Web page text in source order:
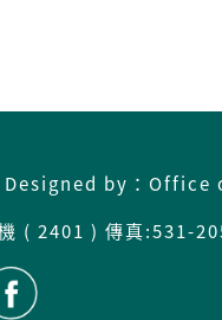
by：
( 2401 ) 傳真:531-